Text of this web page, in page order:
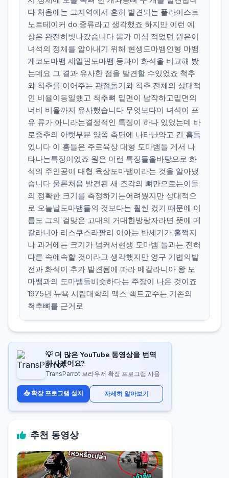
다 처음에는 그지역에서 흔히 발견되는 플라이스토
노트테이커 do 종류라고 생각했죠 하지만 이런 예
상은 완전히빗나갔습니다 몸가 미심 적었던 원은이
녀석의 정체를 알아내기 위해 현생도마뱀인형 마뱀
게코도마뱀 세일핀도마뱀 등과이 화석을 비교해 봤
는데요 그 결과 유사한 점을 발견할 수있었죠 척추
와 척추를 이어주는 관절돌기와 척추 전체의 상대적
인 비율이동일했고 척추뼈 밑면이 납작하고밑면의
너비 비율까지 유사했습니다 무엇보다이 녀석이 포
유 류가 아니라는결정적인 특징이 하나 있었는데 바
로중추의 아랫부분 양쪽 측면에 나타난약고 긴 홈들
있니다 이 홈들은 주로육상 대형 도마뱀들 게서 나
타나는특징이었죠 원은 이런 특징들을바탕으로 화
석의 주인공이 대형 육상도마뱀이라는 것을 알아냈
습니다 물론처음 발견된 새 조각의 뼈만으로는이들
의 정확한 크기를 측정하기는어려웠지만 상대적으
로 오늘날도마뱀들의 것보다는 훨씬 컸기 때문에 이
름도 그의 걸맞은 고대의 거대한방랑자라면 뜻에 메
갈라니아 리스쿠스라팔리 이아는 반세기가 훌쩍지
나 과거에는 크기가 넘커서현생 도마뱀 들과는 전혀
다른 속에속할 것이라고 생각했지만 영구 기법의발
전과 화석이 추가 발견됨에 따라 메갈라니아 왕 도
마뱀과의 도마뱀들비슷하다는 주장이 나온 것이죠
1975년 뉴욕 시립대학의 맥스 핵트교수는 기존의
척추뼈를 근거로
💡 더 많은 YouTube 동영상을 번역
하시겠어요?
TransParrot 브라우저 확장 프로그램 사용
📥 확장 프로그램 설치 자세히 알아보기
추천 동영상